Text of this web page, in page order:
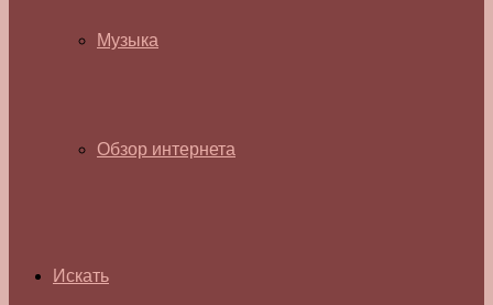
Музыка
Обзор интернета
Искать